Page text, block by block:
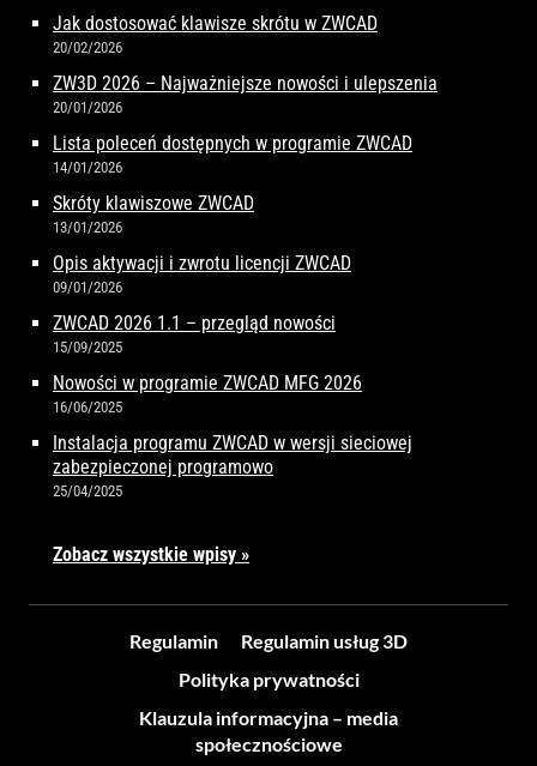
Jak dostosować klawisze skrótu w ZWCAD
20/02/2026
ZW3D 2026 – Najważniejsze nowości i ulepszenia
20/01/2026
Lista poleceń dostępnych w programie ZWCAD
14/01/2026
Skróty klawiszowe ZWCAD
13/01/2026
Opis aktywacji i zwrotu licencji ZWCAD
09/01/2026
ZWCAD 2026 1.1 – przegląd nowości
15/09/2025
Nowości w programie ZWCAD MFG 2026
16/06/2025
Instalacja programu ZWCAD w wersji sieciowej
zabezpieczonej programowo
25/04/2025
Zobacz wszystkie wpisy »
Regulamin
Regulamin usług 3D
Polityka prywatności
Klauzula informacyjna – media
społecznościowe